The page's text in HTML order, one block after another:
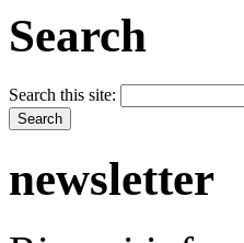
Search
Search this site:
newsletter